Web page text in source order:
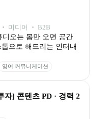
‧ 미디어 ‧ B2B
디오는 몸만 오면 공간
으로 해드리는 인터내
영어 커뮤니케이션
자] 콘텐츠 PD · 경력 2